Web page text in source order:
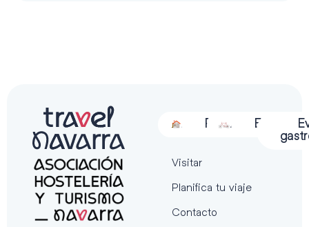
Alojamiento
Restauración
Actividades
Visitar
Planifica tu viaje
Contacto